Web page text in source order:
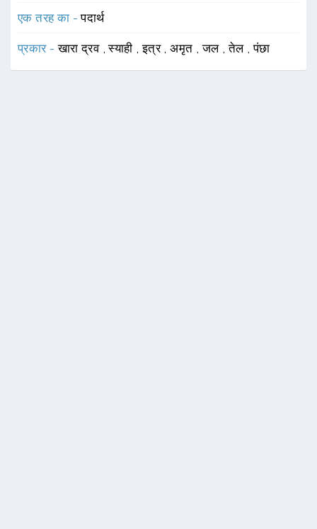
एक तरह का -पदार्थ
प्रकार -खारा द्रव ,स्याही ,इत्र ,अमृत ,जल ,तेल ,पंछा